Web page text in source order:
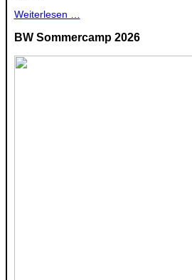
Weiterlesen …
BW Sommercamp 2026